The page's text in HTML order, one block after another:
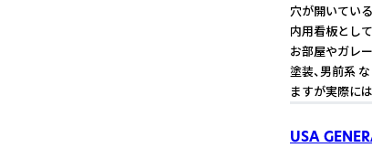
穴が開いてい
内用看板とし
お部屋やガレ
塗装、男前系
ますが実際に
USA